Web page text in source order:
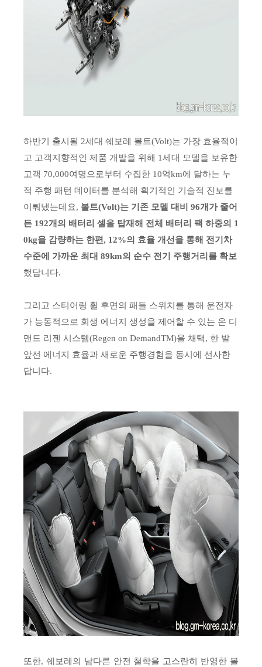
하반기 출시될 2세대 쉐보레 볼트(Volt)는 가장 효율적이
고 고객지향적인 제품 개발을 위해 1세대 모델을 보유한
고객 70,000여명으로부터 수집한 10억km에 달하는 누
적 주행 패턴 데이터를 분석해 획기적인 기술적 진보를
이뤄냈는데요, 볼트(Volt)는 기존 모델 대비 96개가 줄어
든 192개의 배터리 셀을 탑재해 전체 배터리 팩 하중의 1
0kg을 감량하는 한편, 12%의 효율 개선을 통해 전기차
수준에 가까운 최대 89km의 순수 전기 주행거리를 확보
했답니다.
그리고 스티어링 휠 후면의 패들 스위치를 통해 운전자
가 능동적으로 회생 에너지 생성을 제어할 수 있는 온 디
맨드 리젠 시스템(Regen on DemandTM)을 채택, 한 발
앞선 에너지 효율과 새로운 주행경험을 동시에 선사한
답니다.
또한, 쉐보레의 남다른 안전 철학을 고스란히 반영한 볼